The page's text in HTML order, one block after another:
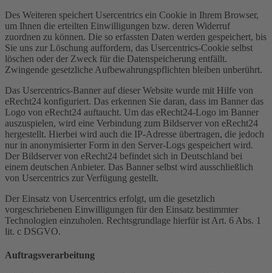
Des Weiteren speichert Usercentrics ein Cookie in Ihrem Browser,
um Ihnen die erteilten Einwilligungen bzw. deren Widerruf
zuordnen zu können. Die so erfassten Daten werden gespeichert, bis
Sie uns zur Löschung auffordern, das Usercentrics-Cookie selbst
löschen oder der Zweck für die Datenspeicherung entfällt.
Zwingende gesetzliche Aufbewahrungspflichten bleiben unberührt.
Das Usercentrics-Banner auf dieser Website wurde mit Hilfe von
eRecht24 konfiguriert. Das erkennen Sie daran, dass im Banner das
Logo von eRecht24 auftaucht. Um das eRecht24-Logo im Banner
auszuspielen, wird eine Verbindung zum Bildserver von eRecht24
hergestellt. Hierbei wird auch die IP-Adresse übertragen, die jedoch
nur in anonymisierter Form in den Server-Logs gespeichert wird.
Der Bildserver von eRecht24 befindet sich in Deutschland bei
einem deutschen Anbieter. Das Banner selbst wird ausschließlich
von Usercentrics zur Verfügung gestellt.
Der Einsatz von Usercentrics erfolgt, um die gesetzlich
vorgeschriebenen Einwilligungen für den Einsatz bestimmter
Technologien einzuholen. Rechtsgrundlage hierfür ist Art. 6 Abs. 1
lit. c DSGVO.
Auftragsverarbeitung